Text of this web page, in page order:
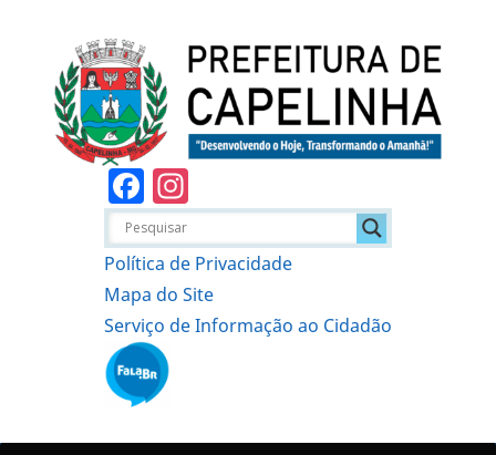
Facebook
Política de Privacidade
Mapa do Site
Serviço de Informação ao Cidadão